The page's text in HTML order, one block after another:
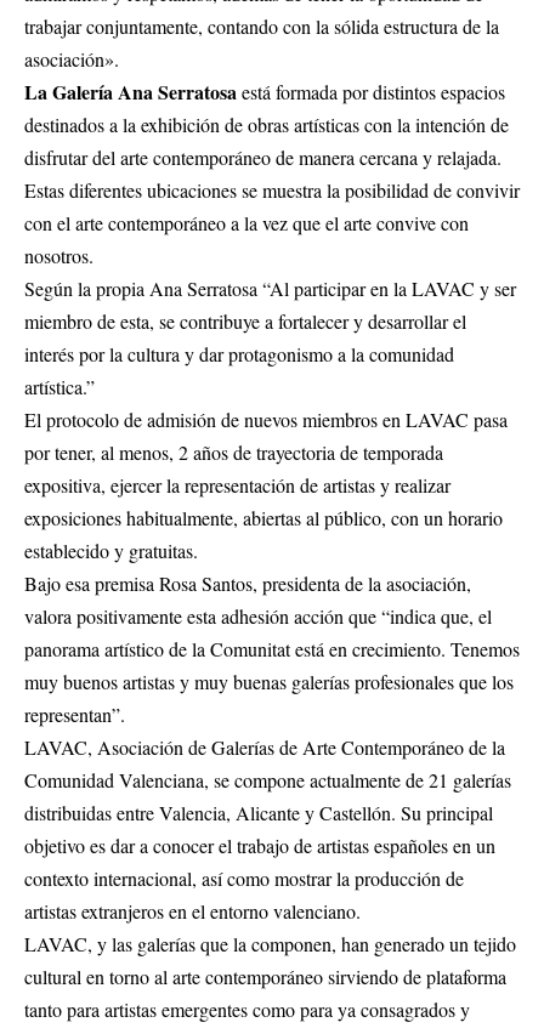
trabajar conjuntamente, contando con la sólida estructura de la
asociación».
La Galería Ana Serratosaestá formada por distintos espacios
destinados a la exhibición de obras artísticas con la intención de
disfrutar del arte contemporáneo de manera cercana y relajada.
Estas diferentes ubicaciones se muestra la posibilidad de convivir
con el arte contemporáneo a la vez que el arte convive con
nosotros.
Según la propia Ana Serratosa “Al participar en la LAVAC y ser
miembro de esta, se contribuye a fortalecer y desarrollar el
interés por la cultura y dar protagonismo a la comunidad
artística.”
El protocolo de admisión de nuevos miembros en LAVAC pasa
por tener, al menos, 2 años de trayectoria de temporada
expositiva, ejercer la representación de artistas y realizar
exposiciones habitualmente, abiertas al público, con un horario
establecido y gratuitas.
Bajo esa premisa Rosa Santos, presidenta de la asociación,
valora positivamente esta adhesión acción que “indica que, el
panorama artístico de la Comunitat está en crecimiento. Tenemos
muy buenos artistas y muy buenas galerías profesionales que los
representan”.
LAVAC, Asociación de Galerías de Arte Contemporáneo de la
Comunidad Valenciana, se compone actualmente de 21 galerías
distribuidas entre Valencia, Alicante y Castellón. Su principal
objetivo es dar a conocer el trabajo de artistas españoles en un
contexto internacional, así como mostrar la producción de
artistas extranjeros en el entorno valenciano.
LAVAC, y las galerías que la componen, han generado un tejido
cultural en torno al arte contemporáneo sirviendo de plataforma
tanto para artistas emergentes como para ya consagrados y